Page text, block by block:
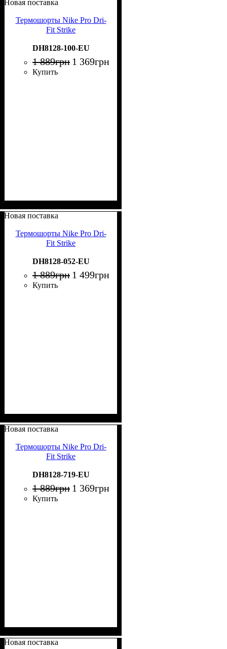
Новая поставка
Термошорты Nike Pro Dri-
Fit Strike
DH8128-100-EU
1 889грн 1 369грн
Купить
Новая поставка
Термошорты Nike Pro Dri-
Fit Strike
DH8128-052-EU
1 889грн 1 499грн
Купить
Новая поставка
Термошорты Nike Pro Dri-
Fit Strike
DH8128-719-EU
1 889грн 1 369грн
Купить
Новая поставка